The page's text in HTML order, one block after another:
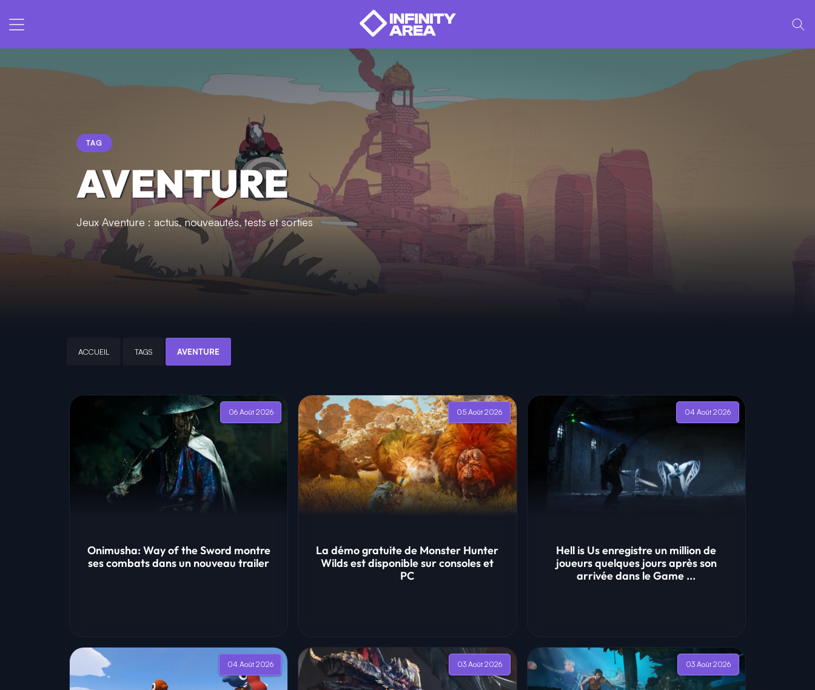
TAG
AVENTURE
Jeux Aventure : actus, nouveautés, tests et sorties
ACCUEIL TAGS AVENTURE
06 Août 2026
Onimusha: Way of the Sword montre
ses combats dans un nouveau trailer
05 Août 2026
La démo gratuite de Monster Hunter
Wilds est disponible sur consoles et
PC
04 Août 2026
Hell is Us enregistre un million de
joueurs quelques jours après son
arrivée dans le Game ...
04 Août 2026 03 Août 2026 03 Août 2026